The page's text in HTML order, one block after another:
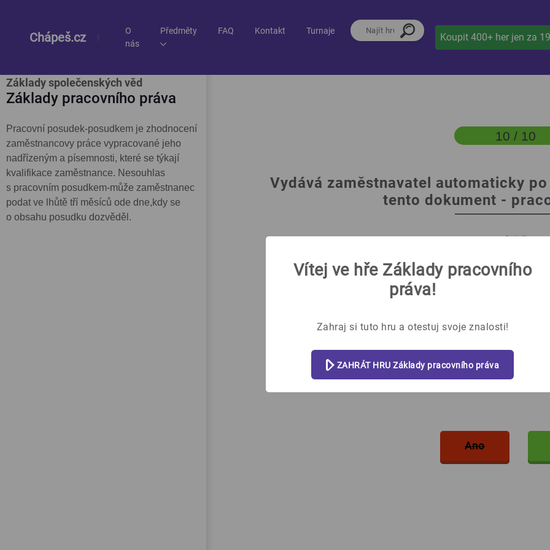
Chápeš.cz
O
nás
Předměty FAQ Kontakt Turnaje
Koupit 400+ her jen za
Základy společenských věd
Základy pracovního práva
Pracovní posudek-posudkem je zhodnocení
zaměstnancovy práce vypracované jeho
nadřízeným a písemnosti, které se týkají
kvalifikace zaměstnance. Nesouhlas
s pracovním posudkem-může zaměstnanec
podat ve lhůtě tří měsíců ode dne,kdy se
o obsahu posudku dozvěděl.
10 / 10
Vydává zaměstnavatel automaticky
tento dokument -
Vítej ve hře Základy pracovního
práva!
Zahraj si tuto hru a otestuj svoje znalosti!
ZAHRÁT HRU Základy pracovního práva
Ano